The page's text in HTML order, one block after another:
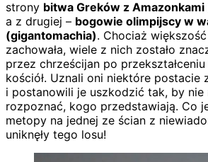
strony bitwa Greków z
a z drugiej – bogowie olimpijscy w
(gigantomachia). Chociaż
zachowała, wiele z nich zostało
przez chrześcijan po
kościół. Uznali oni niektóre postacie
i postanowili je uszkodzić tak, by nie
rozpoznać, kogo przedstawiają. Co
metopy na jednej ze ścian z
uniknęły tego losu!